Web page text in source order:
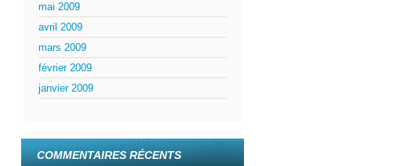
mai 2009
avril 2009
mars 2009
février 2009
janvier 2009
COMMENTAIRES RÉCENTS